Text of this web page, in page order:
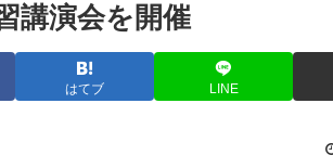
講演会を開催
はてブ LINE